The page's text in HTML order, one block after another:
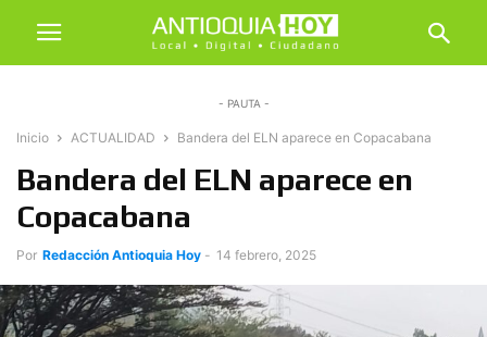
- PAUTA -
Inicio ACTUALIDAD Bandera del ELN aparece en Copacabana
Bandera del ELN aparece en
Copacabana
Por Redacción Antioquia Hoy - 14 febrero, 2025